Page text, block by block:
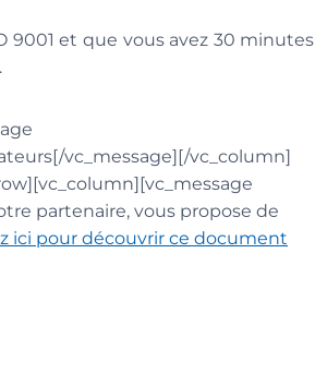
9001 et que vous avez 30 minutes
vc_message][/vc_column]
partenaire, vous propose de
ici pour découvrir ce document